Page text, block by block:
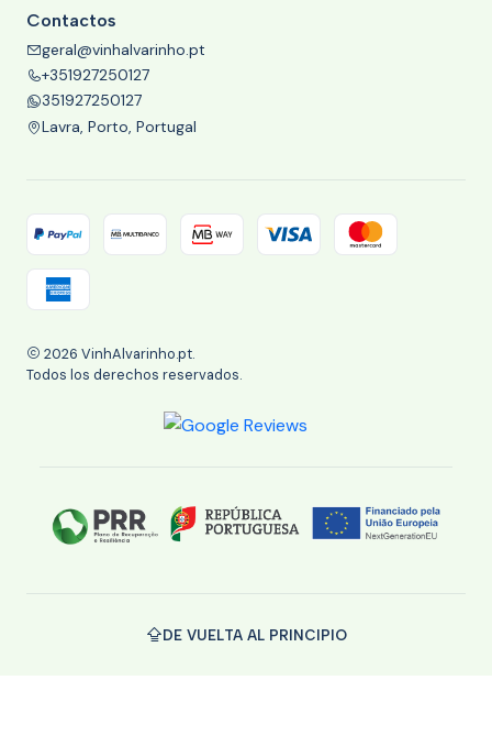
Contactos
geral@vinhalvarinho.pt
+351927250127
351927250127
Lavra, Porto, Portugal
2026 VinhAlvarinho.pt.
Todos los derechos reservados.
DE VUELTA AL PRINCIPIO